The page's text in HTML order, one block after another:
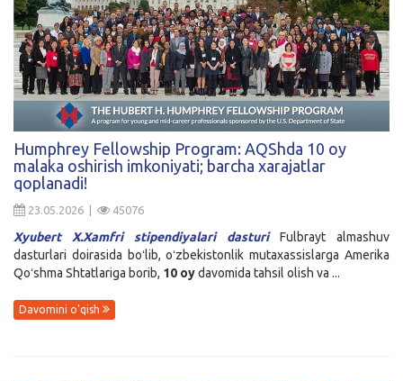
Yana
Qidirish
Humphrey Fellowship Program: AQShda 10 oy
malaka oshirish imkoniyati; barcha xarajatlar
qoplanadi!
23.05.2026 | 45076
Xyubert X.Xamfri stipendiyalari dasturiFulbrayt almashuv
dasturlari doirasida boʻlib, oʻzbekistonlik mutaxassislarga Amerika
Qoʻshma Shtatlariga borib, 10 oydavomida tahsil olish va ...
Davomini o'qish